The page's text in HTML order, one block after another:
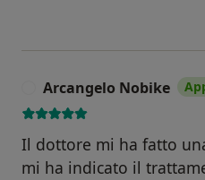
Arcangelo Nobike
Il dottore mi ha fatto
mi ha indicato il